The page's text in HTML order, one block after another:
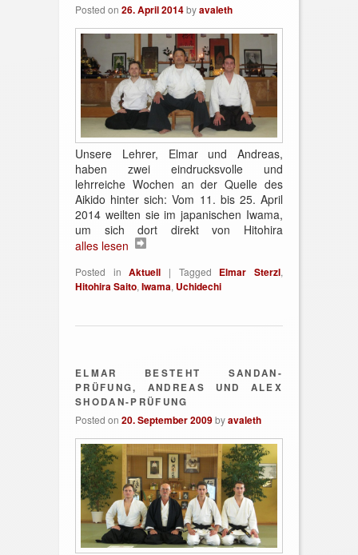
Posted on 26. April 2014byavaleth
Unsere Lehrer, Elmar und Andreas,
haben zwei eindrucksvolle und
lehrreiche Wochen an der Quelle des
Aikido hinter sich: Vom 11. bis 25. April
2014 weilten sie im japanischen Iwama,
um sich dort direkt von Hitohira
alles lesen
Posted in Aktuell | Tagged Elmar Sterzl,
Hitohira Saito, Iwama, Uchidechi
ELMAR BESTEHT SANDAN-
PRÜFUNG, ANDREAS UND ALEX
SHODAN-PRÜFUNG
Posted on 20. September 2009byavaleth